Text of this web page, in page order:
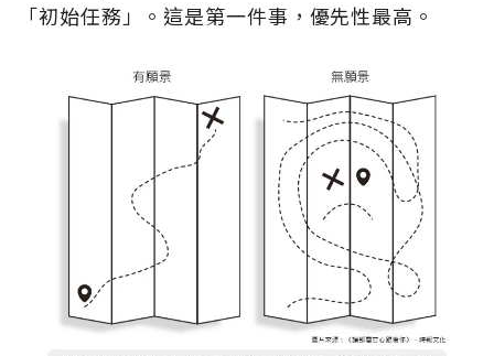
「初始任務」。這是第一件事，優先性最高。